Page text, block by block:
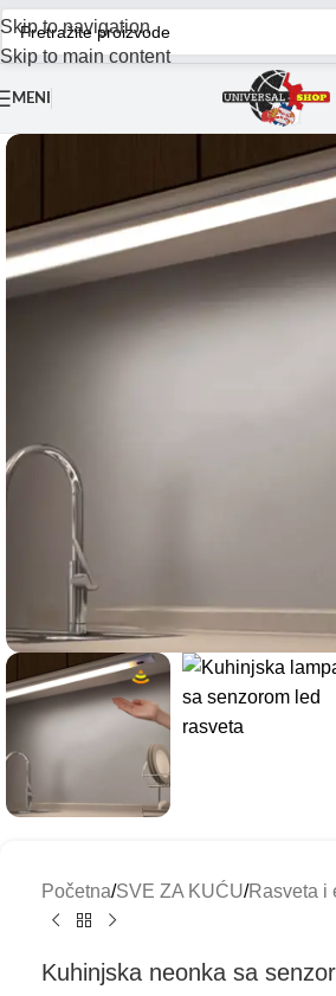
Skip to navigation
Skip to main content
MENI
Početna/SVE ZA KUĆU/Rasveta i
Kuhinjska neonka sa